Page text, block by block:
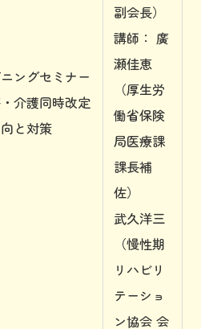
ングセミナー
介護同時改定
と対策
副会長）
講師： 廣
瀬佳恵
（厚生労
働省保険
局医療課
課長補
佐）
武久洋三
（慢性期
リハビリ
テーショ
ン協会 会